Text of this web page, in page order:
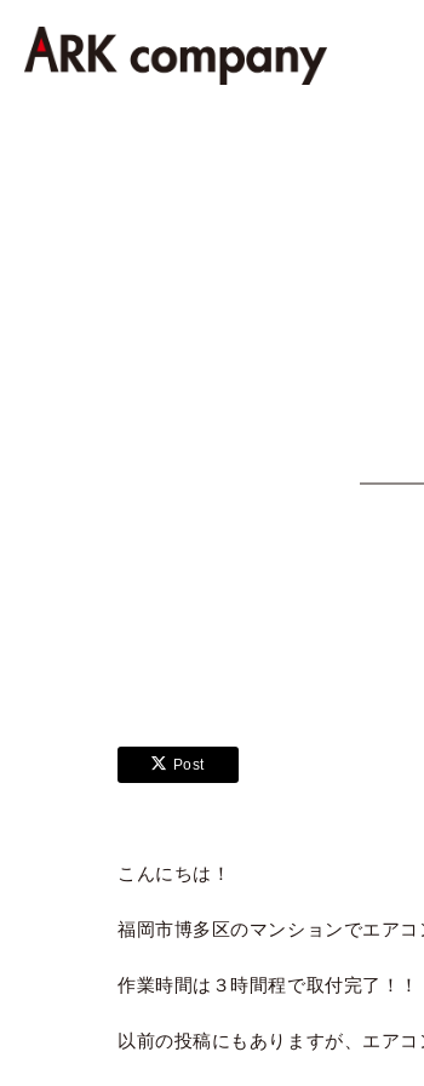
Post
こんにちは！
福岡市博多区のマンションでエアコ
作業時間は３時間程で取付完了！！
以前の投稿にもありますが、エア